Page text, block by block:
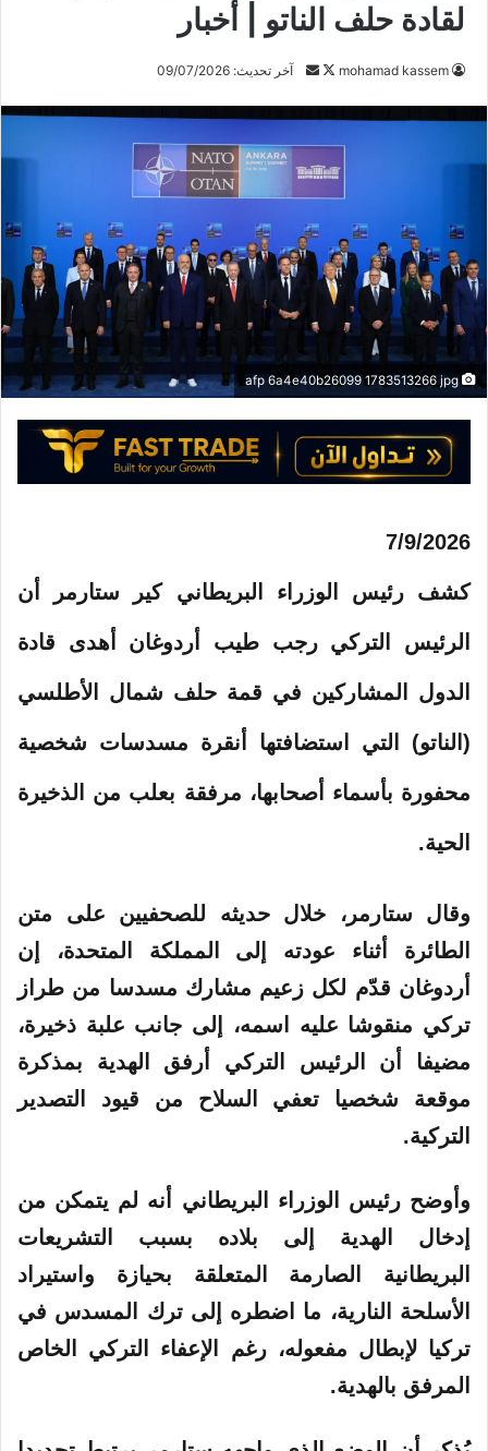
لقادة حلف الناتو | أخبار
mohamad kassem
ت
ب
ع
ع
ل
ى
X
س
ل
ب
ر
ي
د
ا
ل
ك
ت
و
ي
آخر تحديث: 09/07/2026
ت
م
ن
ش
ر
ت
ا
ر
ي
خ
7
/
/
2
0
7/9/2026
كشف رئيس الوزراء البريطاني كير ستارمر أن
الرئيس التركي رجب طيب أردوغان أهدى قادة
الدول المشاركين في قمة حلف شمال الأطلسي
(الناتو) التي استضافتها أنقرة مسدسات شخصية
محفورة بأسماء أصحابها، مرفقة بعلب من الذخيرة
الحية.
وقال ستارمر، خلال حديثه للصحفيين على متن
الطائرة أثناء عودته إلى المملكة المتحدة، إن
أردوغان قدّم لكل زعيم مشارك مسدسا من طراز
تركي منقوشا عليه اسمه، إلى جانب علبة ذخيرة،
مضيفا أن الرئيس التركي أرفق الهدية بمذكرة
موقعة شخصيا تعفي السلاح من قيود التصدير
التركية.
وأوضح رئيس الوزراء البريطاني أنه لم يتمكن من
إدخال الهدية إلى بلاده بسبب التشريعات
البريطانية الصارمة المتعلقة بحيازة واستيراد
الأسلحة النارية، ما اضطره إلى ترك المسدس في
تركيا لإبطال مفعوله، رغم الإعفاء التركي الخاص
المرفق بالهدية.